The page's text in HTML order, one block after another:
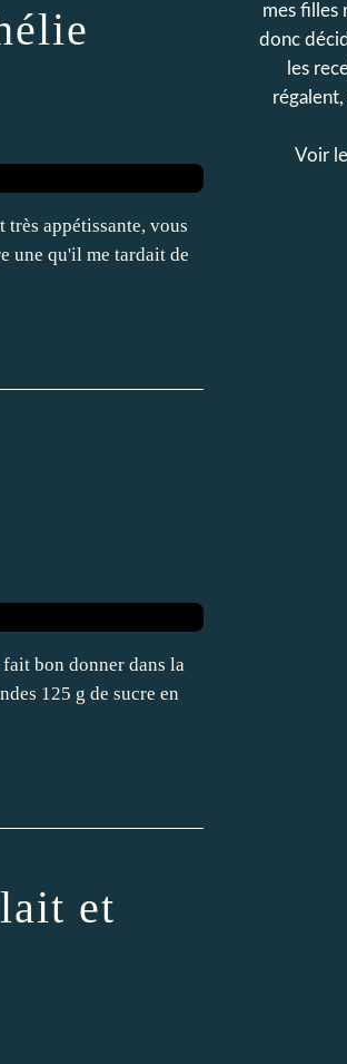
appétissante, vous
une qu'il me tardait de
bon donner dans la
125 g de sucre en
et
mes filles
donc
les
Voir